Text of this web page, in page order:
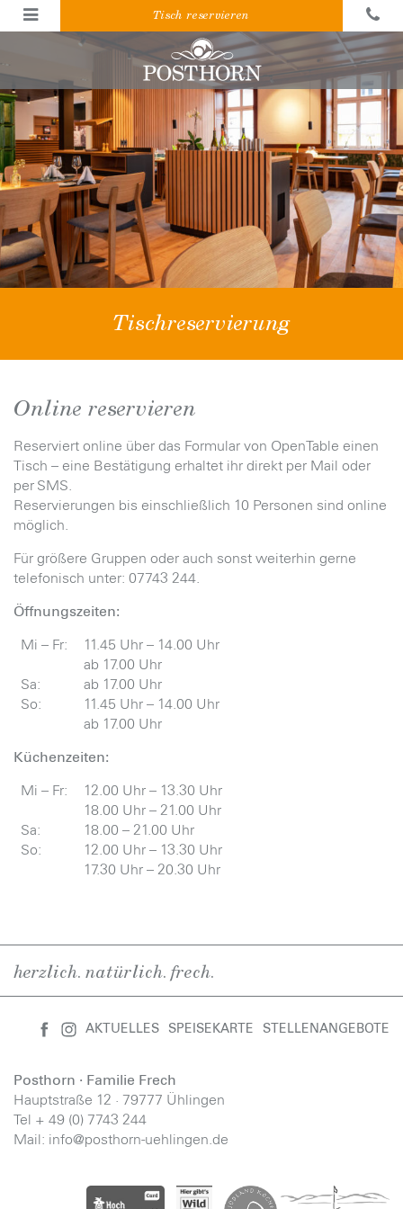
Tisch reservieren
Tischreservierung
Online reservieren
Reserviert online über das Formular von OpenTable einen
Tisch – eine Bestätigung erhaltet ihr direkt per Mail oder
per SMS.
Reservierungen bis einschließlich 10 Personen sind online
möglich.
Für größere Gruppen oder auch sonst weiterhin gerne
telefonisch unter: 07743 244.
Öffnungszeiten:
Mi – Fr:
11.45 Uhr – 14.00 Uhr
ab 17.00 Uhr
Sa:
ab 17.00 Uhr
So:
11.45 Uhr – 14.00 Uhr
ab 17.00 Uhr
Küchenzeiten:
Mi – Fr:
12.00 Uhr – 13.30 Uhr
18.00 Uhr – 21.00 Uhr
Sa:
18.00 – 21.00 Uhr
So:
12.00 Uhr – 13.30 Uhr
17.30 Uhr – 20.30 Uhr
herzlich. natürlich. frech.
AKTUELLES SPEISEKARTE STELLENANGEBOTE
Posthorn · Familie Frech
Hauptstraße 12 · 79777 Ühlingen
Tel + 49 (0) 7743 244
Mail: info@posthorn-uehlingen.de